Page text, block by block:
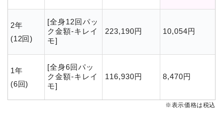
2年
(12回)
[全身12回パッ
ク金額-キレイ
モ]
223,190円 10,054円
1年
(6回)
[全身6回パッ
ク金額-キレイ
モ]
116,930円 8,470円
※表示価格は税込